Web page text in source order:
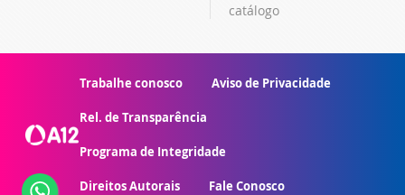
catálogo
Trabalhe conosco Aviso de Privacidade
Rel. de Transparência
Programa de Integridade
Direitos Autorais Fale Conosco